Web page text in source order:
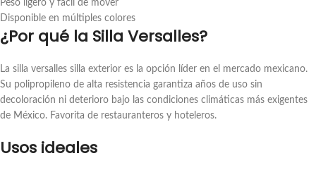
Peso ligero y fácil de mover
Disponible en múltiples colores
¿Por qué la Silla Versalles?
La silla versalles silla exterior es la opción líder en el mercado mexicano.
Su polipropileno de alta resistencia garantiza años de uso sin
decoloración ni deterioro bajo las condiciones climáticas más exigentes
de México. Favorita de restauranteros y hoteleros.
Usos ideales